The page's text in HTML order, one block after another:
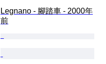
Legnano - 腳踏車 - 2000年
前